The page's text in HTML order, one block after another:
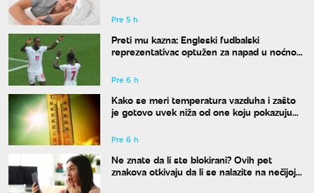
Pre 5 h
Preti mu kazna: Engleski fudbalski
reprezentativac optužen za napad u noćnom
Pre 6 h
Kako se meri temperatura vazduha i zašto
je gotovo uvek niža od one koju pokazuju
Pre 6 h
Ne znate da li ste blokirani? Ovih pet
znakova otkivaju da li se nalazite na nečijoj